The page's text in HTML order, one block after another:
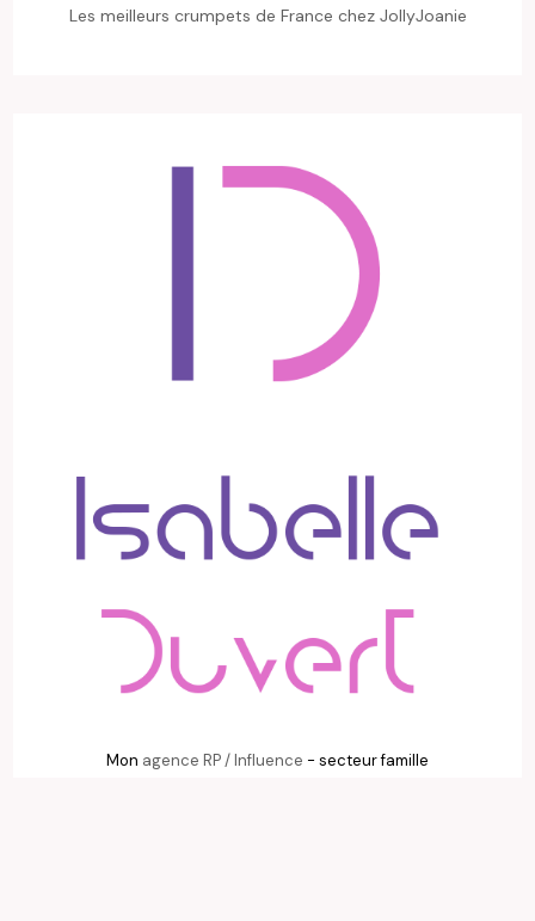
Les meilleurs crumpets de France chez JollyJoanie
Mon agence RP / Influence - secteur famille